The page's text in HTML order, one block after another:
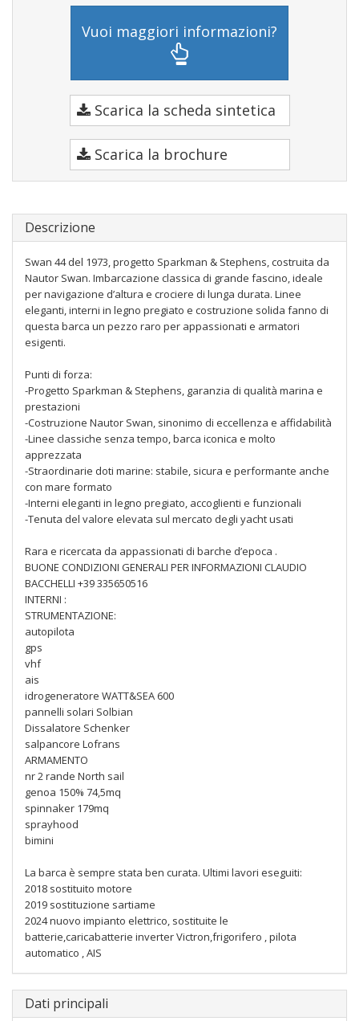
Vuoi maggiori informazioni?
Scarica la scheda sintetica
Scarica la brochure
Descrizione
Swan 44 del 1973, progetto Sparkman & Stephens, costruita da
Nautor Swan. Imbarcazione classica di grande fascino, ideale
per navigazione d’altura e crociere di lunga durata. Linee
eleganti, interni in legno pregiato e costruzione solida fanno di
questa barca un pezzo raro per appassionati e armatori
esigenti.
Punti di forza:
-Progetto Sparkman & Stephens, garanzia di qualità marina e
prestazioni
-Costruzione Nautor Swan, sinonimo di eccellenza e affidabilità
-Linee classiche senza tempo, barca iconica e molto
apprezzata
-Straordinarie doti marine: stabile, sicura e performante anche
con mare formato
-Interni eleganti in legno pregiato, accoglienti e funzionali
-Tenuta del valore elevata sul mercato degli yacht usati
Rara e ricercata da appassionati di barche d’epoca .
BUONE CONDIZIONI GENERALI PER INFORMAZIONI CLAUDIO
BACCHELLI +39 335650516
INTERNI :
STRUMENTAZIONE:
autopilota
gps
vhf
ais
idrogeneratore WATT&SEA 600
pannelli solari Solbian
Dissalatore Schenker
salpancore Lofrans
ARMAMENTO
nr 2 rande North sail
genoa 150% 74,5mq
spinnaker 179mq
sprayhood
bimini
La barca è sempre stata ben curata. Ultimi lavori eseguiti:
2018 sostituito motore
2019 sostituzione sartiame
2024 nuovo impianto elettrico, sostituite le
batterie,caricabatterie inverter Victron,frigorifero , pilota
automatico , AIS
Dati principali